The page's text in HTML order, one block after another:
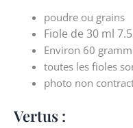
poudre ou grains
Fiole de 30 ml
Environ 60
toutes les fioles
photo non
Vertus :